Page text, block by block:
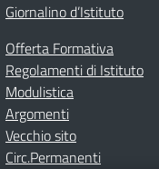
Giornalino d’Istituto
Offerta Formativa
Regolamenti di Istituto
Modulistica
Argomenti
Vecchio sito
Circ.Permanenti